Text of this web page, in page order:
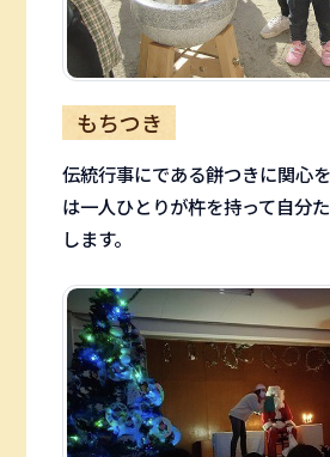
もちつき
伝統行事にである餅つきに関心
は一人ひとりが杵を持って自分
します。